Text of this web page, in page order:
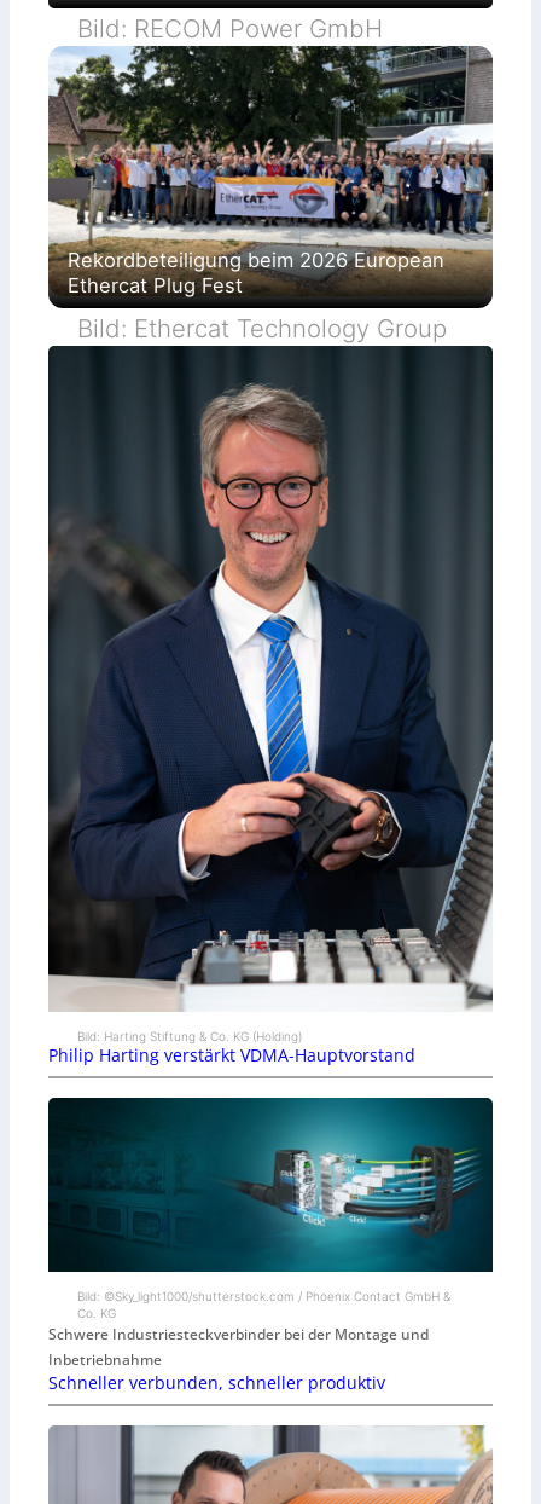
Bild: RECOM Power GmbH
Rekordbeteiligung beim 2026 European
Ethercat Plug Fest
Bild: Ethercat Technology Group
Bild: Harting Stiftung & Co. KG (Holding)
Philip Harting verstärkt VDMA-Hauptvorstand
Bild: ©Sky_light1000/shutterstock.com / Phoenix Contact GmbH &
Co. KG
Schwere Industriesteckverbinder bei der Montage und
Inbetriebnahme
Schneller verbunden, schneller produktiv